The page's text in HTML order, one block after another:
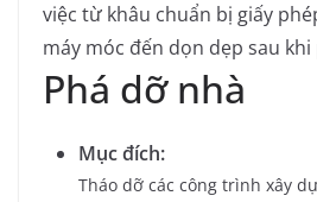
việc từ khâu chuẩn bị giấy
máy móc đến dọn dẹp sau khi
Phá dỡ nhà
Mục đích:
Tháo dỡ các công trình xây